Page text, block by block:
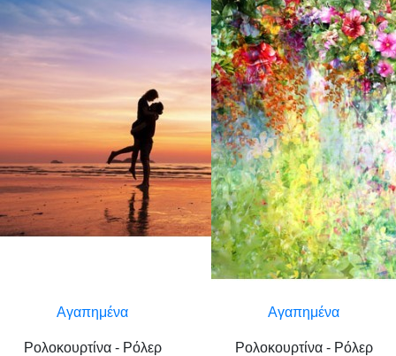
Αγαπημένα
Ρολοκουρτίνα - Ρόλερ
Αγαπημένα
Ρολοκουρτίνα - Ρόλερ